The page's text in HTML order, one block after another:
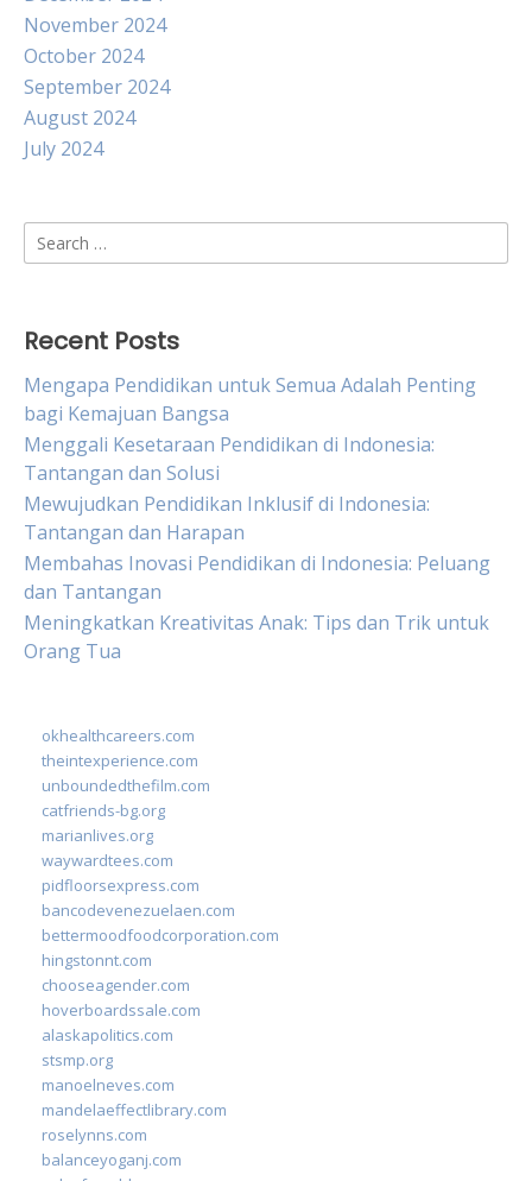
November 2024
October 2024
September 2024
August 2024
July 2024
Search
for:
Recent Posts
Mengapa Pendidikan untuk Semua Adalah Penting
bagi Kemajuan Bangsa
Menggali Kesetaraan Pendidikan di Indonesia:
Tantangan dan Solusi
Mewujudkan Pendidikan Inklusif di Indonesia:
Tantangan dan Harapan
Membahas Inovasi Pendidikan di Indonesia: Peluang
dan Tantangan
Meningkatkan Kreativitas Anak: Tips dan Trik untuk
Orang Tua
okhealthcareers.com
theintexperience.com
unboundedthefilm.com
catfriends-bg.org
marianlives.org
waywardtees.com
pidfloorsexpress.com
bancodevenezuelaen.com
bettermoodfoodcorporation.com
hingstonnt.com
chooseagender.com
hoverboardssale.com
alaskapolitics.com
stsmp.org
manoelneves.com
mandelaeffectlibrary.com
roselynns.com
balanceyoganj.com